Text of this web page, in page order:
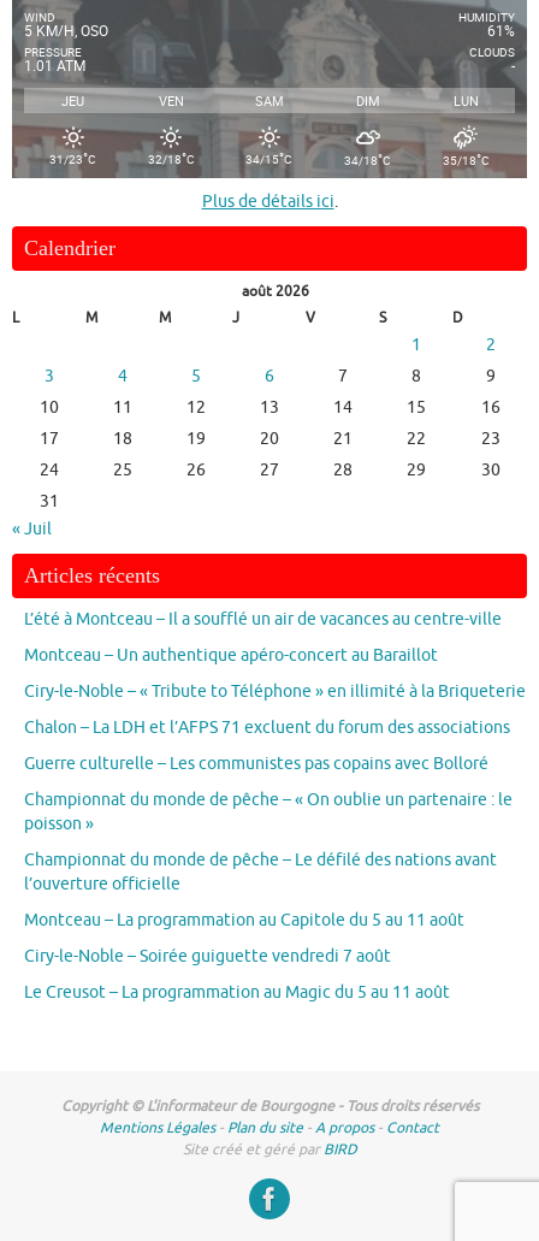
WIND
5 KM/H, OSO
PRESSURE
1.01 ATM
HUMIDITY
61%
CLOUDS
-
JEU VEN SAM DIM LUN
31/23°C 32/18°C 34/15°C 34/18°C 35/18°C
Plus de détails ici.
Calendrier
août 2026
L
M M J V S D
1
2
3
4 5 6 7 8
9
10
11 12 13 14 15
16
17
18 19 20 21 22
23
24
25 26 27 28 29
30
31
« Juil
Articles récents
L’été à Montceau – Il a soufflé un air de vacances au centre-ville
Montceau – Un authentique apéro-concert au Baraillot
Ciry-le-Noble – « Tribute to Téléphone » en illimité à la Briqueterie
Chalon – La LDH et l’AFPS 71 excluent du forum des associations
Guerre culturelle – Les communistes pas copains avec Bolloré
Championnat du monde de pêche – « On oublie un partenaire : le
poisson »
Championnat du monde de pêche – Le défilé des nations avant
l’ouverture officielle
Montceau – La programmation au Capitole du 5 au 11 août
Ciry-le-Noble – Soirée guiguette vendredi 7 août
Le Creusot – La programmation au Magic du 5 au 11 août
Copyright © L'informateur de Bourgogne - Tous droits réservés
Mentions Légales- Plan du site -A propos- Contact
Site créé et géré parBIRD